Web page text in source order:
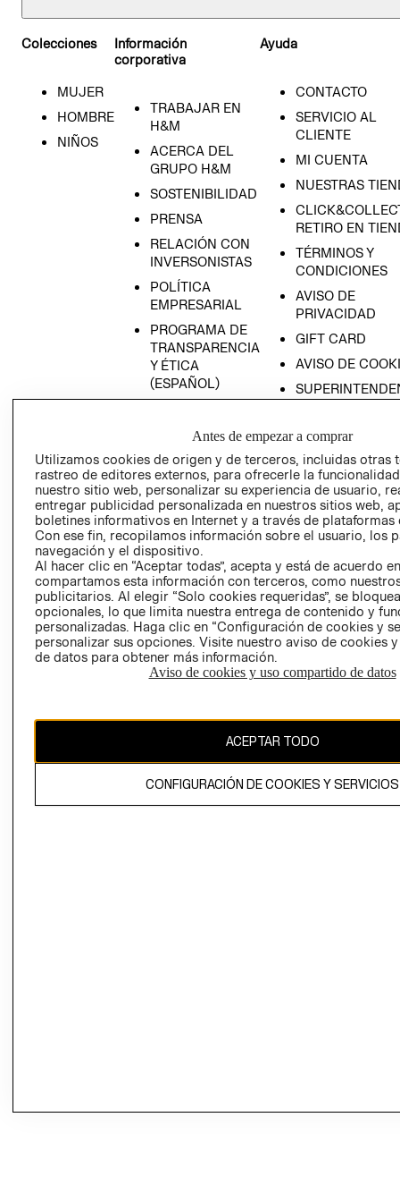
Colecciones
MUJER
HOMBRE
NIÑOS
Información
corporativa
TRABAJAR EN
H&M
ACERCA DEL
GRUPO H&M
SOSTENIBILIDAD
PRENSA
RELACIÓN CON
INVERSONISTAS
POLÍTICA
EMPRESARIAL
PROGRAMA DE
TRANSPARENCIA
Y ÉTICA
(ESPAÑOL)
Y ÉTICA (INGLÉS)
Ayuda
CONTACTO
SERVICIO AL
CLIENTE
MI CUENTA
NUESTRAS
RETIRO EN
TÉRMINOS Y
CONDICIONES
AVISO DE
PRIVACIDAD
GIFT CARD
AVISO DE
QUEJAS Y
RECLAMOS
Colombia ($)
CAMBIAR REGIÓN
El contenido de esta página web está protegido por copyright y es
propiedad de H&M Hennes & Mauritz AB.
Antes de empezar a comprar
Utilizamos cookies de origen y de terceros, incluidas otras
rastreo de editores externos, para ofrecerle la
nuestro sitio web, personalizar su experiencia de usuario,
entregar publicidad personalizada en nuestros sitios web,
boletines informativos en Internet y a través de plataformas
Con ese fin, recopilamos información sobre el usuario, los
navegación y el dispositivo.
Al hacer clic en “Aceptar todas”, acepta y está de acuerdo
compartamos esta información con terceros, como
publicitarios. Al elegir “Solo cookies requeridas”, se
opcionales, lo que limita nuestra entrega de contenido y
personalizadas. Haga clic en “Configuración de cookies y
personalizar sus opciones. Visite nuestro aviso de cookies
de datos para obtener más información.
Aviso de cookies y uso compartido de datos
ACEPTAR TODO
CONFIGURACIÓN DE COOKIES Y SERVICIOS